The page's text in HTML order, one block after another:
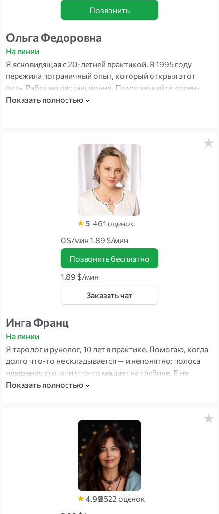
Позвонить
Ольга Федоровна
На линии
Я ясновидящая с 20-летней практикой. В 1995 году
пережила пограничный опыт, который открыл этот
путь. Работаю дистанционно. Помогаю найти корень
проблем через точное считывание, восстановить
Показать полностью
5 461 оценок
0 $/мин 1.89 $/мин
Позвонить бесплатно
1.89 $/мин
Заказать чат
Инга Франц
На линии
Я таролог и рунолог, 10 лет в практике. Помогаю, когда
долго что-то не складывается — и непонятно: полоса
невезения это, или что-то мешает на глубине. Я не
просто ставлю разбор — предлагаю конкретный
решения и подбираю то, что поможет именно вам —
камни, практику, защиту.
Показать полностью
4.998522 оценок